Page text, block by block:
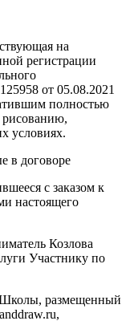
на
регистрации
от 05.08.2021
полностью
рисованию,
условиях.
в договоре
с заказом к
настоящего
Козлова
Участнику по
размещенный